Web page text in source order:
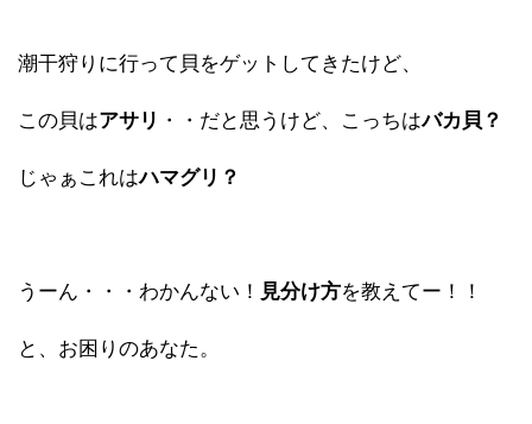
潮干狩りに行って貝をゲットしてきたけど、
この貝はアサリ ・・だと思うけど、こっちはバカ貝？
じゃぁこれはハマグリ？
うーん・・・わかんない！ 見分け方を教えてー！！
と、お困りのあなた。